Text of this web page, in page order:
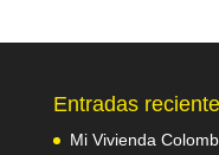
Entradas
Mi Vivienda